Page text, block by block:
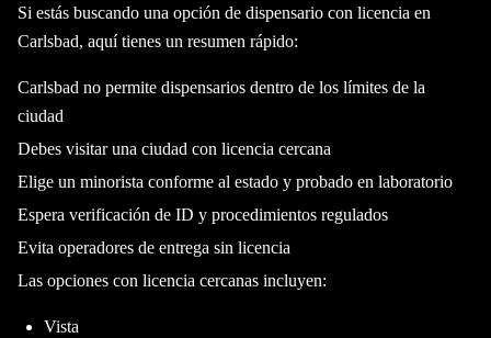
Si estás buscando una opción de dispensario con licencia en
Carlsbad, aquí tienes un resumen rápido:
Carlsbad no permite dispensarios dentro de los límites de la
ciudad
Debes visitar una ciudad con licencia cercana
Elige un minorista conforme al estado y probado en laboratorio
Espera verificación de ID y procedimientos regulados
Evita operadores de entrega sin licencia
Las opciones con licencia cercanas incluyen:
Vista